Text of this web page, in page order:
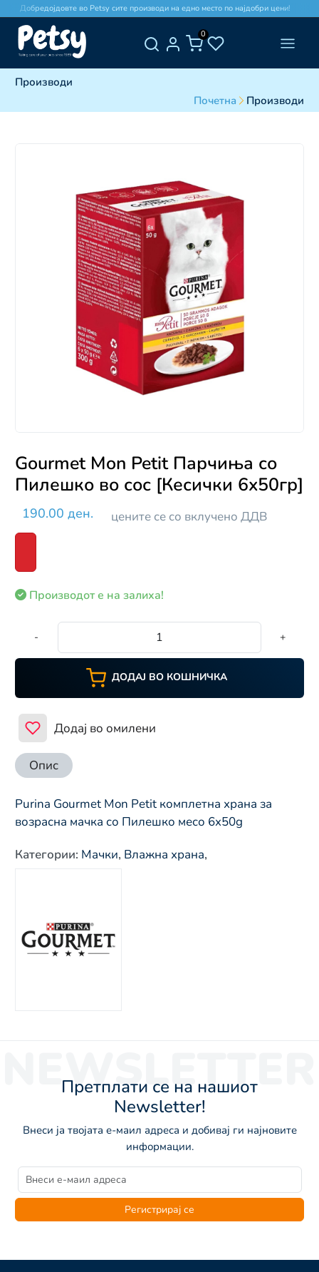
Добредојдовте во Petsy сите производи на едно место по најдобри цени!
0
Производи
Почетна
Производи
Gourmet Mon Petit Парчиња со
Пилешко во сос [Кесички 6x50гр]
190.00 ден. цените се со вклучено ДДВ
Производот е на залиха!
- +
ДОДАЈ ВО КОШНИЧКА
Додај во омилени
Опис
Purina Gourmet Mon Petit комплетна храна за
возрасна мачка со Пилешко месо 6x50g
Категории: Мачки, Влажна храна,
NEWSLETTER
Претплати се на нашиот
Newsletter!
Внеси ја твојата е-маил адреса и добивај ги најновите
информации.
Регистрирај се